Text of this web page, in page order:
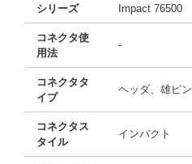
シリーズ Impact 76500
コネクタ使
用法
-
コネクタタ
イプ
ヘッダ、雄ピン
コネクタス
タイル
インパクト